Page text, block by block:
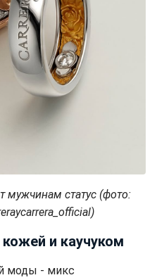
мужчинам статус (фото:
и каучуком
моды - микс